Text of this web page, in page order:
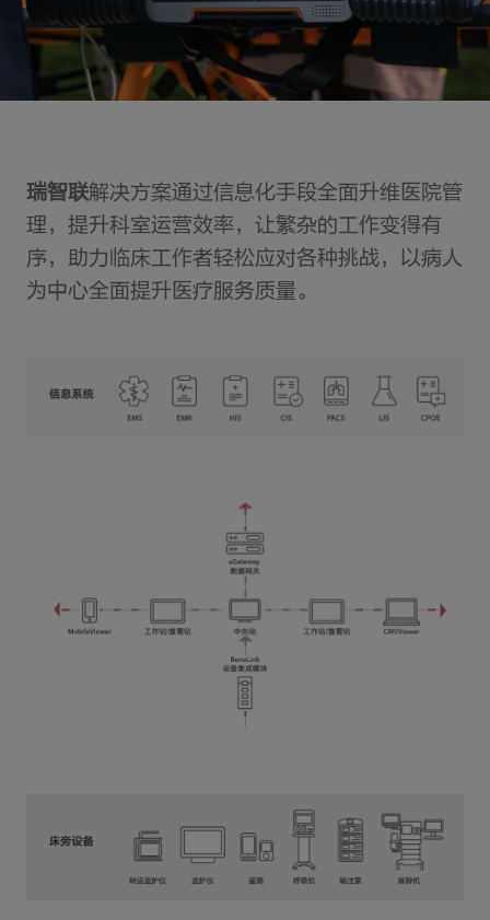
瑞智联解决方案通过信息化手段全面升维医院管
理，提升科室运营效率，让繁杂的工作变得有
序，助力临床工作者轻松应对各种挑战，以病人
为中心全面提升医疗服务质量。